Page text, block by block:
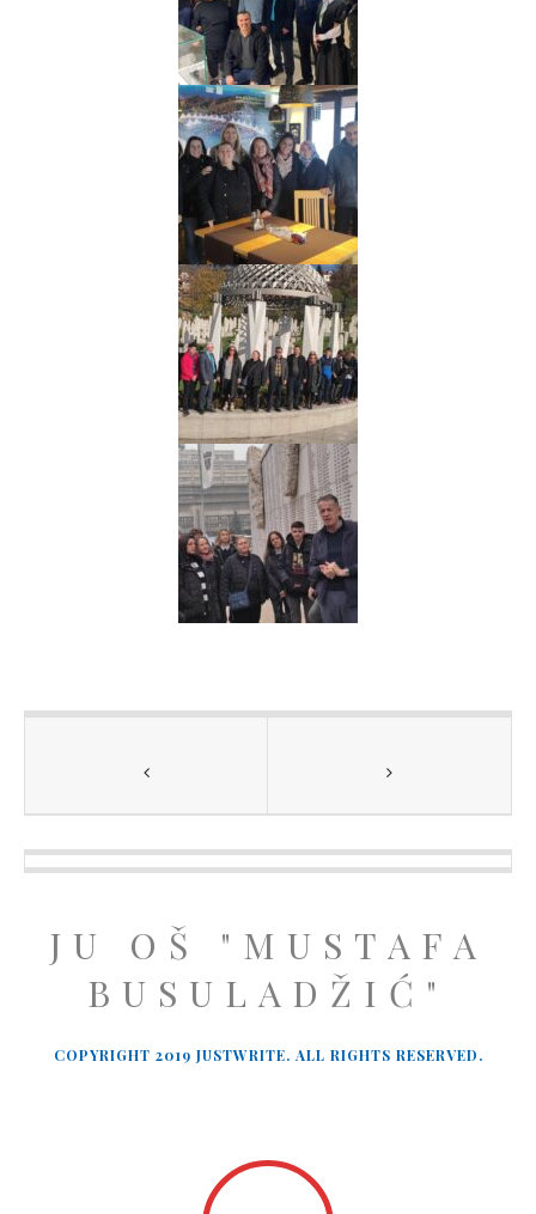
JU OŠ "MUSTAFA
BUSULADŽIĆ"
COPYRIGHT 2019 JUSTWRITE. ALL RIGHTS RESERVED.